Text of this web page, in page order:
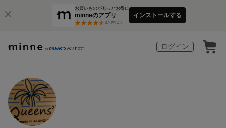
お買いものがもっとお得に
minneのアプリ
3万件以上
インストールする
ログイン